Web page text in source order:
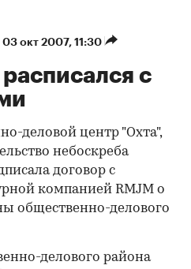
03 окт 2007, 11:30
с
деловой центр "Охта",
небоскреба
договор с
компанией RMJM о
общественно-делового
делового района